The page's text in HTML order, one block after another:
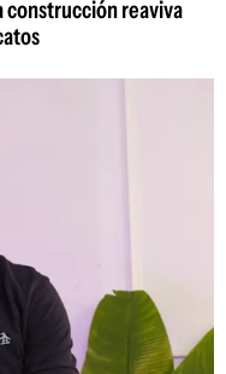
construcción reaviva